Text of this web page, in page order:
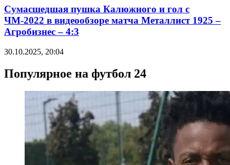
Сумасшедшая пушка Калюжного и гол с
ЧМ-2022 в видеообзоре матча Металлист 1925 –
Агробизнес – 4:3
30.10.2025, 20:04
Популярное на футбол 24